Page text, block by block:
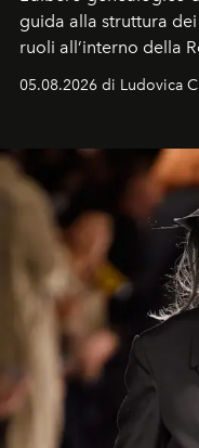
guida alla struttura
ruoli all’interno della
05.08.2026 di Ludovica